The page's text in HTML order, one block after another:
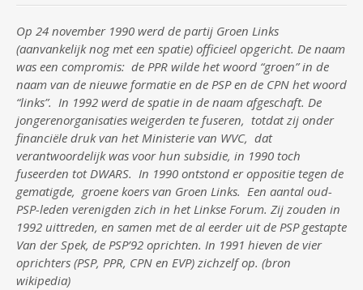
Op 24 november 1990 werd de partij Groen Links
(aanvankelijk nog met een spatie) officieel opgericht. De naam
was een compromis: de PPR wilde het woord “groen” in de
naam van de nieuwe formatie en de PSP en de CPN het woord
“links”. In 1992 werd de spatie in de naam afgeschaft. De
jongerenorganisaties weigerden te fuseren, totdat zij onder
financiële druk van het Ministerie van WVC, dat
verantwoordelijk was voor hun subsidie, in 1990 toch
fuseerden tot DWARS. In 1990 ontstond er oppositie tegen de
gematigde, groene koers van Groen Links. Een aantal oud-
PSP-leden verenigden zich in het Linkse Forum. Zij zouden in
1992 uittreden, en samen met de al eerder uit de PSP gestapte
Van der Spek, de PSP’92 oprichten. In 1991 hieven de vier
oprichters (PSP, PPR, CPN en EVP) zichzelf op. (bron
wikipedia)